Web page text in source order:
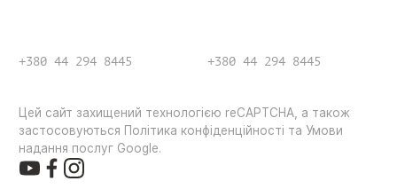
+380 44 294 8445 +380 44 294 8445
Цей сайт захищений технологією reCAPTCHA, а також
застосовуються Політика конфіденційності та Умови
надання послуг Google.